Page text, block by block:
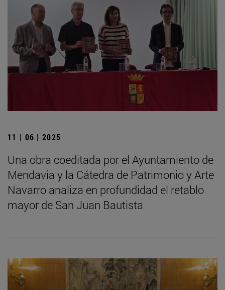
11 | 06 | 2025
Una obra coeditada por el Ayuntamiento de
Mendavia y la Cátedra de Patrimonio y Arte
Navarro analiza en profundidad el retablo
mayor de San Juan Bautista